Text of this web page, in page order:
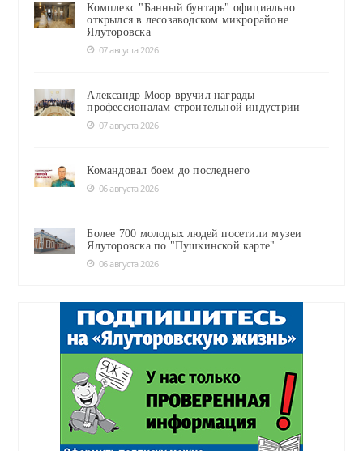
Комплекс "Банный бунтарь" официально
открылся в лесозаводском микрорайоне
Ялуторовска
07 августа 2026
Александр Моор вручил награды
профессионалам строительной индустрии
07 августа 2026
Командовал боем до последнего
06 августа 2026
Более 700 молодых людей посетили музеи
Ялуторовска по "Пушкинской карте"
06 августа 2026